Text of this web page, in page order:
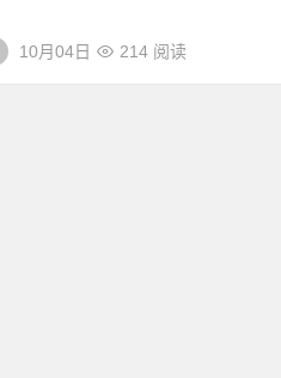
10月04日 214 阅读